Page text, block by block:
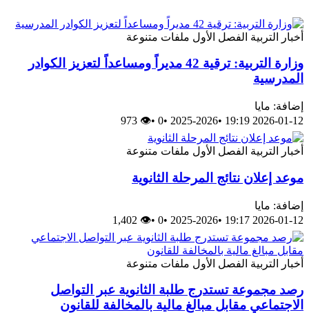
أخبار التربية الفصل الأول ملفات متنوعة
وزارة التربية: ترقية 42 مديراً ومساعداً لتعزيز الكوادر
المدرسية
إضافة: مايا
2026-01-12 19:19
•
2025-2026
•
0
•
👁 973
أخبار التربية الفصل الأول ملفات متنوعة
موعد إعلان نتائج المرحلة الثانوية
إضافة: مايا
2026-01-12 19:17
•
2025-2026
•
0
•
👁 1,402
أخبار التربية الفصل الأول ملفات متنوعة
رصد مجموعة تستدرج طلبة الثانوية عبر التواصل
الاجتماعي مقابل مبالغ مالية بالمخالفة للقانون